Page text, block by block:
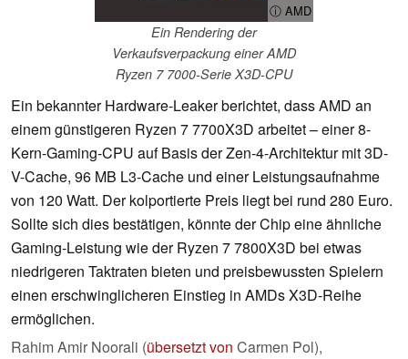
ⓘ AMD
Ein Rendering der
Verkaufsverpackung einer AMD
Ryzen 7 7000-Serie X3D-CPU
Ein bekannter Hardware-Leaker berichtet, dass AMD an
einem günstigeren Ryzen 7 7700X3D arbeitet – einer 8-
Kern-Gaming-CPU auf Basis der Zen-4-Architektur mit 3D-
V-Cache, 96 MB L3-Cache und einer Leistungsaufnahme
von 120 Watt. Der kolportierte Preis liegt bei rund 280 Euro.
Sollte sich dies bestätigen, könnte der Chip eine ähnliche
Gaming-Leistung wie der Ryzen 7 7800X3D bei etwas
niedrigeren Taktraten bieten und preisbewussten Spielern
einen erschwinglicheren Einstieg in AMDs X3D-Reihe
ermöglichen.
Rahim Amir Noorali (übersetzt von Carmen Pol),